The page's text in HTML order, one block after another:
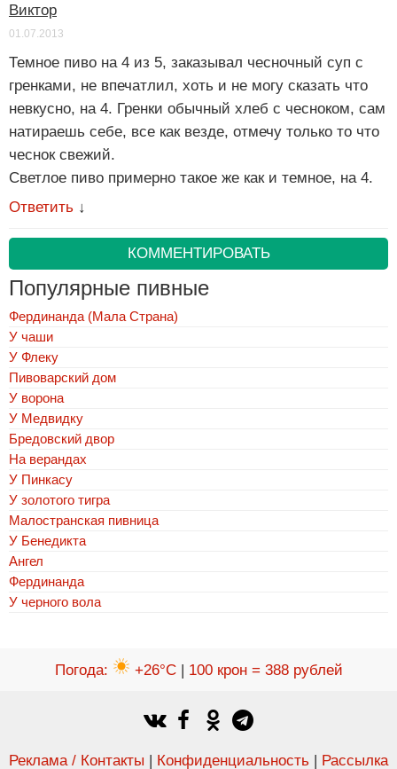
Виктор
01.07.2013
Темное пиво на 4 из 5, заказывал чесночный суп с
гренками, не впечатлил, хоть и не могу сказать что
невкусно, на 4. Гренки обычный хлеб с чесноком, сам
натираешь себе, все как везде, отмечу только то что
чеснок свежий.
Светлое пиво примерно такое же как и темное, на 4.
Ответить ↓
КОММЕНТИРОВАТЬ
Популярные пивные
Фердинанда (Мала Страна)
У чаши
У Флеку
Пивоварский дом
У ворона
У Медвидку
Бредовский двор
На верандах
У Пинкасу
У золотого тигра
Малостранская пивница
У Бенедикта
Ангел
Фердинанда
У черного вола
Погода: +26°C| 100 крон = 388 рублей
Реклама / Контакты | Конфиденциальность | Рассылка